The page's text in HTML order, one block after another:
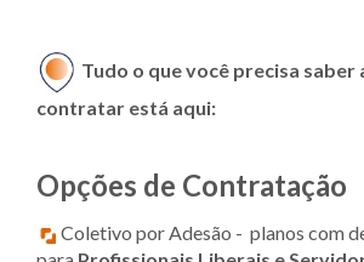
Tudo o que você precisa saber
contratar está aqui:
Opções de Contratação
Coletivo por Adesão - planos com